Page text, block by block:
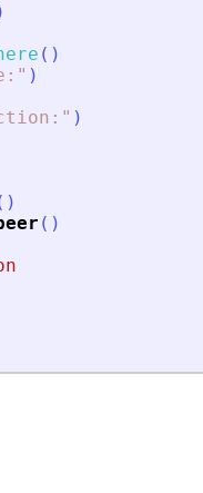
( )
" )
" )
)
( )